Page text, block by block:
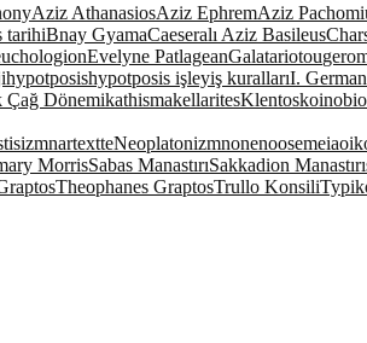
Aziz AthanasiosAziz EphremAziz
tarihiBnay GyamaCaeseralı Aziz Basileus
Evelyne PatlageanGalatariotou
hypotposishypotposis işleyiş kurallarıI.
Çağ DönemikathismakellaritesKlentos
nartextteNeoplatonizmnonenoosemeia
MorrisSabas ManastırıSakkadion Manastırı
Theophanes GraptosTrullo Konsili